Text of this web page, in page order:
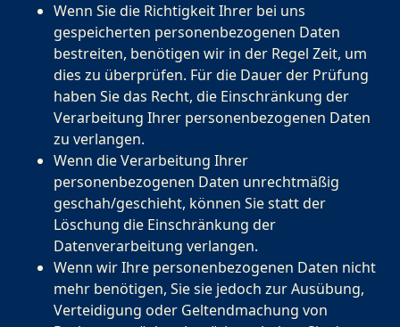
Wenn Sie die Richtigkeit Ihrer bei uns
gespeicherten personenbezogenen Daten
bestreiten, benötigen wir in der Regel Zeit, um
dies zu überprüfen. Für die Dauer der Prüfung
haben Sie das Recht, die Einschränkung der
Verarbeitung Ihrer personenbezogenen Daten
zu verlangen.
Wenn die Verarbeitung Ihrer
personenbezogenen Daten unrechtmäßig
geschah/geschieht, können Sie statt der
Löschung die Einschränkung der
Datenverarbeitung verlangen.
Wenn wir Ihre personenbezogenen Daten nicht
mehr benötigen, Sie sie jedoch zur Ausübung,
Verteidigung oder Geltendmachung von